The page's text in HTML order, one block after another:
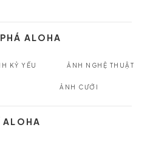
ALOHA
KỶ YẾU ẢNH NGHỆ THUẬT
ẢNH CƯỚI
ALOHA